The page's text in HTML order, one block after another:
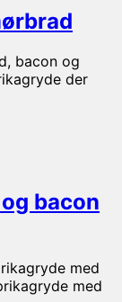
bacon og
der
bacon
med
med